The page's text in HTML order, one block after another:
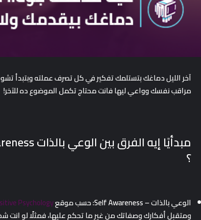
آخر الليل دماغك بتستلمك تفكير في كل تصرف عملته وبتبدأ
مراقب نفسك وواعي ليها فانت محتاج تكمل الموضوع ده للآخر!
؟
الوعي بالذات – Self Awareness: حسب موقع
Psychology
ومتقبل أفكارك وصفاتك من غير ما تحكم عليها، فمثلًا لو